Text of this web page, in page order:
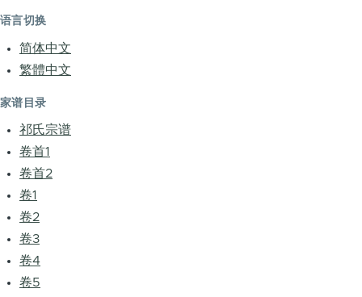
语言切换
简体中文
繁體中文
家谱目录
祁氏宗谱
卷首1
卷首2
卷1
卷2
卷3
卷4
卷5